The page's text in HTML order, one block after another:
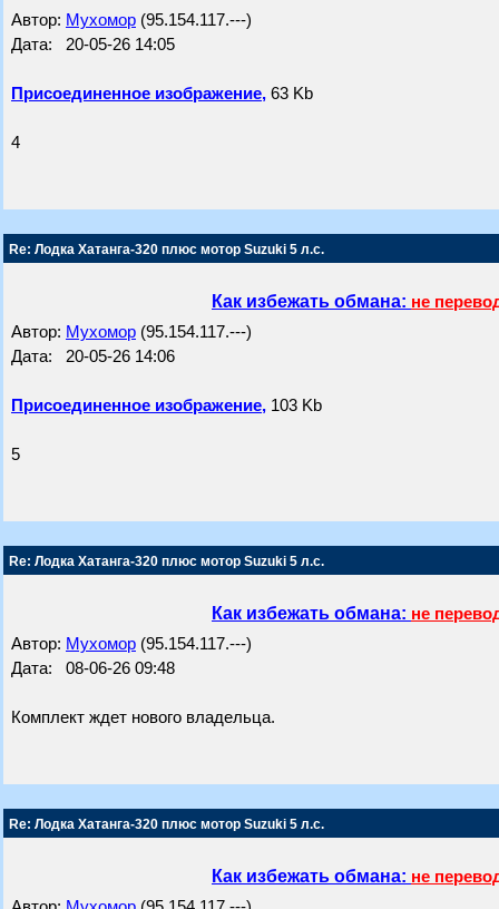
Автор: Мухомор (95.154.117.---)
Дата: 20-05-26 14:05
Присоединенное изображение, 63 Kb
4
Re: Лодка Хатанга-320 плюс мотор Suzuki 5 л.с.
Как избежать обмана: не
Автор: Мухомор (95.154.117.---)
Дата: 20-05-26 14:06
Присоединенное изображение, 103 Kb
5
Re: Лодка Хатанга-320 плюс мотор Suzuki 5 л.с.
Как избежать обмана: не
Автор: Мухомор (95.154.117.---)
Дата: 08-06-26 09:48
Комплект ждет нового владельца.
Re: Лодка Хатанга-320 плюс мотор Suzuki 5 л.с.
Как избежать обмана: не